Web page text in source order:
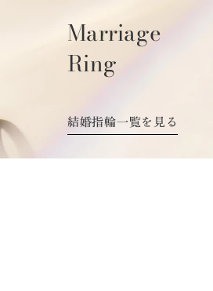
Marriage
Ring
結婚指輪一覧を見る